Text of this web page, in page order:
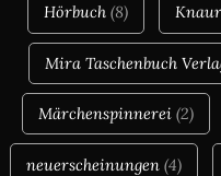
Hörbuch(8)
Mira Taschenbuch
Märchenspinnerei(2)
neuerscheinungen(4)